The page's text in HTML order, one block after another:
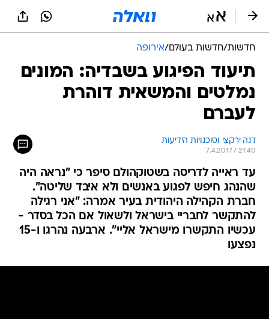
חדשות/חדשות בעולם/אירופה
תיעוד הפיגוע בשבדיה: המונים
נמלטים והמשאית דוהרת
לעברם
דנה ירקצי וסוכנויות הידיעות
7.4.2017 / 21:40
עד ראייה לדריסה בשטוקהולם סיפר כי "נראה היה
שהנהג חיפש לפגוע באנשים ולא איבד שליטה".
חברת הקהילה היהודית בעיר אמרה: "אני רגילה
להתקשר לחבריי בישראל ולשאול אם הכל בסדר -
עכשיו התקשרו מישראל אליי". ארבעה נהרגו ו-15
נפצעו